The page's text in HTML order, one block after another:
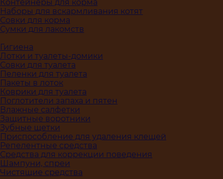
Контейнеры для корма
Наборы для вскармливания котят
Совки для корма
Сумки для лакомств
Гигиена
Лотки и туалеты-домики
Совки для туалета
Пеленки для туалета
Пакеты в лоток
Коврики для туалета
Поглотители запаха и пятен
Влажные салфетки
Защитные воротники
Зубные щетки
Приспособление для удаления клещей
Репелентные средства
Средства для коррекции поведения
Шампуни, спреи
Чистящие средства